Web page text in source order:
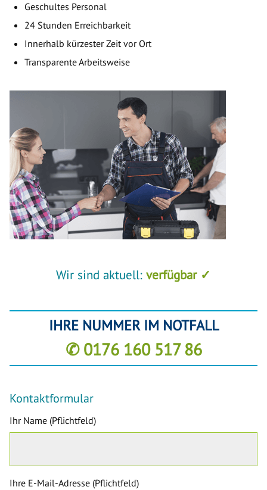
Geschultes Personal
24 Stunden Erreichbarkeit
Innerhalb kürzester Zeit vor Ort
Transparente Arbeitsweise
Wir sind aktuell: verfügbar ✓
IHRE NUMMER IM NOTFALL
✆ 0176 160 517 86
Kontaktformular
Ihr Name (Pflichtfeld)
Ihre E-Mail-Adresse (Pflichtfeld)